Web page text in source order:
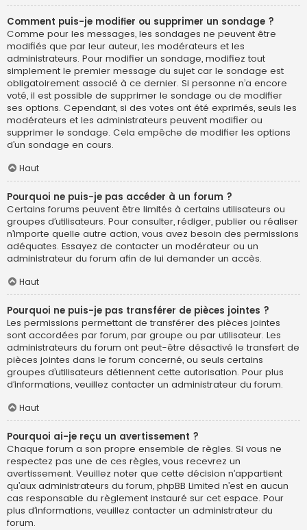
Comment puis-je modifier ou supprimer un sondage ?
Comme pour les messages, les sondages ne peuvent être
modifiés que par leur auteur, les modérateurs et les
administrateurs. Pour modifier un sondage, modifiez tout
simplement le premier message du sujet car le sondage est
obligatoirement associé à ce dernier. Si personne n’a encore
voté, il est possible de supprimer le sondage ou de modifier
ses options. Cependant, si des votes ont été exprimés, seuls les
modérateurs et les administrateurs peuvent modifier ou
supprimer le sondage. Cela empêche de modifier les options
d’un sondage en cours.
Haut
Pourquoi ne puis-je pas accéder à un forum ?
Certains forums peuvent être limités à certains utilisateurs ou
groupes d’utilisateurs. Pour consulter, rédiger, publier ou réaliser
n’importe quelle autre action, vous avez besoin des permissions
adéquates. Essayez de contacter un modérateur ou un
administrateur du forum afin de lui demander un accès.
Haut
Pourquoi ne puis-je pas transférer de pièces jointes ?
Les permissions permettant de transférer des pièces jointes
sont accordées par forum, par groupe ou par utilisateur. Les
administrateurs du forum ont peut-être désactivé le transfert de
pièces jointes dans le forum concerné, ou seuls certains
groupes d’utilisateurs détiennent cette autorisation. Pour plus
d’informations, veuillez contacter un administrateur du forum.
Haut
Pourquoi ai-je reçu un avertissement ?
Chaque forum a son propre ensemble de règles. Si vous ne
respectez pas une de ces règles, vous recevrez un
avertissement. Veuillez noter que cette décision n’appartient
qu’aux administrateurs du forum, phpBB Limited n’est en aucun
cas responsable du règlement instauré sur cet espace. Pour
plus d’informations, veuillez contacter un administrateur du
forum.